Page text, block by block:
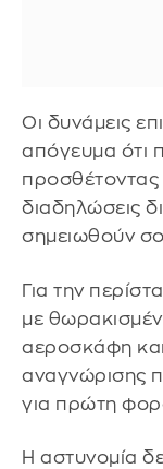
Οι δυνάμεις
απόγευμα ότι
προσθέτοντας
διαδηλώσεις
σημειωθούν
Για την
με
αεροσκάφη
αναγνώρισης
για πρώτη
Η αστυνομία